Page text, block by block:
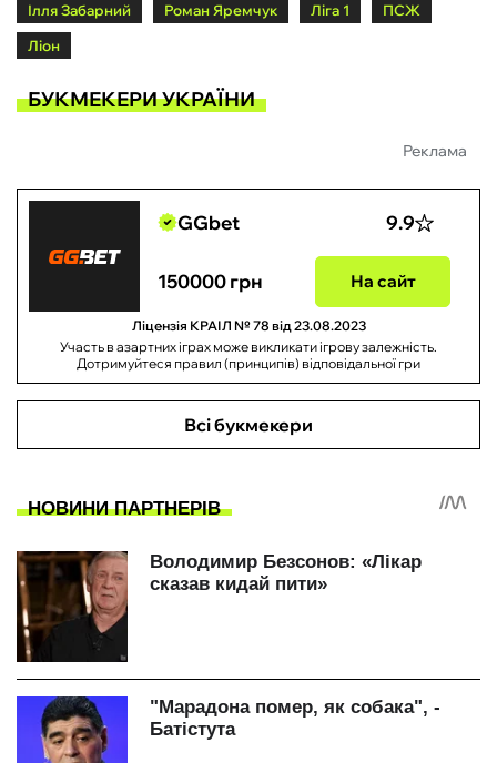
Ілля Забарний Роман Яремчук Ліга 1
ПСЖ
Ліон
БУКМЕКЕРИ УКРАЇНИ
Реклама
GGbet 9.9
150000 грн На сайт
Ліцензія КРАІЛ № 78 від 23.08.2023
Участь в азартних іграх може викликати ігрову залежність.
Дотримуйтеся правил (принципів) відповідальної гри
Всі букмекери